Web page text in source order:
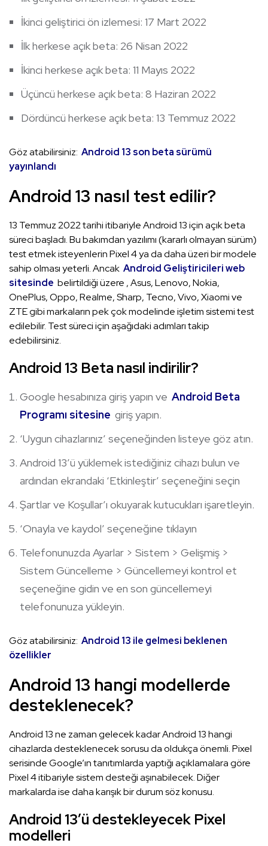
İkinci geliştirici ön izlemesi: 17 Mart 2022
İlk herkese açık beta: 26 Nisan 2022
İkinci herkese açık beta: 11 Mayıs 2022
Üçüncü herkese açık beta: 8 Haziran 2022
Dördüncü herkese açık beta: 13 Temmuz 2022
Göz atabilirsiniz: Android 13 son beta sürümü
yayınlandı
Android 13 nasıl test edilir?
13 Temmuz 2022 tarihi itibariyle Android 13 için açık beta
süreci başladı. Bu bakımdan yazılımı (kararlı olmayan sürüm)
test etmek isteyenlerin Pixel 4 ya da daha üzeri bir modele
sahip olması yeterli. Ancak Android Geliştiricileri web
sitesinde belirtildiği üzere , Asus, Lenovo, Nokia,
OnePlus, Oppo, Realme, Sharp, Tecno, Vivo, Xiaomi ve
ZTE gibi markaların pek çok modelinde işletim sistemi test
edilebilir. Test süreci için aşağıdaki adımları takip
edebilirsiniz.
Android 13 Beta nasıl indirilir?
Google hesabınıza giriş yapın ve Android Beta
Programı sitesine giriş yapın.
‘Uygun cihazlarınız’ seçeneğinden listeye göz atın.
Android 13’ü yüklemek istediğiniz cihazı bulun ve
ardından ekrandaki ‘Etkinleştir’ seçeneğini seçin
Şartlar ve Koşullar’ı okuyarak kutucukları işaretleyin.
‘Onayla ve kaydol’ seçeneğine tıklayın
Telefonunuzda Ayarlar > Sistem > Gelişmiş >
Sistem Güncelleme > Güncellemeyi kontrol et
seçeneğine gidin ve en son güncellemeyi
telefonunuza yükleyin.
Göz atabilirsiniz: Android 13 ile gelmesi beklenen
özellikler
Android 13 hangi modellerde
desteklenecek?
Android 13 ne zaman gelecek kadar Android 13 hangi
cihazlarda desteklenecek sorusu da oldukça önemli. Pixel
serisinde Google’ın tanıtımlarda yaptığı açıklamalara göre
Pixel 4 itibariyle sistem desteği aşınabilecek. Diğer
markalarda ise daha karışık bir durum söz konusu.
Android 13’ü destekleyecek Pixel
modelleri